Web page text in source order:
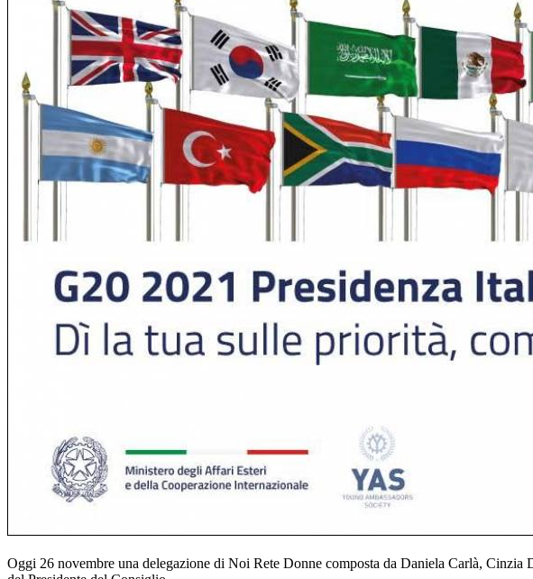
Oggi 26 novembre una delegazione di Noi Rete Donne composta da Daniela Carlà,